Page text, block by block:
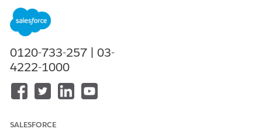
Contact your admin to customize the assessments and quick
actions you frequently use in the Crisis Support Center
Management App Launcher.
SEE ALSO
in Crisis Support Center Management
0120-733-257 | 03-
4222-1000
SALESFORCE